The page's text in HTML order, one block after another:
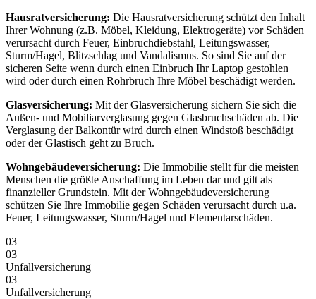
Hausratversicherung: Die Hausratversicherung schützt den Inhalt
Ihrer Wohnung (z.B. Möbel, Kleidung, Elektrogeräte) vor Schäden
verursacht durch Feuer, Einbruchdiebstahl, Leitungswasser,
Sturm/Hagel, Blitzschlag und Vandalismus. So sind Sie auf der
sicheren Seite wenn durch einen Einbruch Ihr Laptop gestohlen
wird oder durch einen Rohrbruch Ihre Möbel beschädigt werden.
Glasversicherung: Mit der Glasversicherung sichern Sie sich die
Außen- und Mobiliarverglasung gegen Glasbruchschäden ab. Die
Verglasung der Balkontür wird durch einen Windstoß beschädigt
oder der Glastisch geht zu Bruch.
Wohngebäudeversicherung: Die Immobilie stellt für die meisten
Menschen die größte Anschaffung im Leben dar und gilt als
finanzieller Grundstein. Mit der Wohngebäudeversicherung
schützen Sie Ihre Immobilie gegen Schäden verursacht durch u.a.
Feuer, Leitungswasser, Sturm/Hagel und Elementarschäden.
03
03
Unfallversicherung
03
Unfall­versicherung